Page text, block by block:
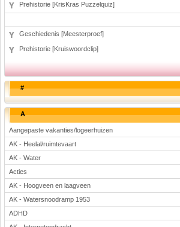
Prehistorie [KrisKras Puzzelquiz]
Geschiedenis [Meesterproef]
Prehistorie [Kruiswoordclip]
#
A
Aangepaste vakanties/logeerhuizen
AK - Heelal/ruimtevaart
AK - Water
Acties
AK - Hoogveen en laagveen
AK - Watersnoodramp 1953
ADHD